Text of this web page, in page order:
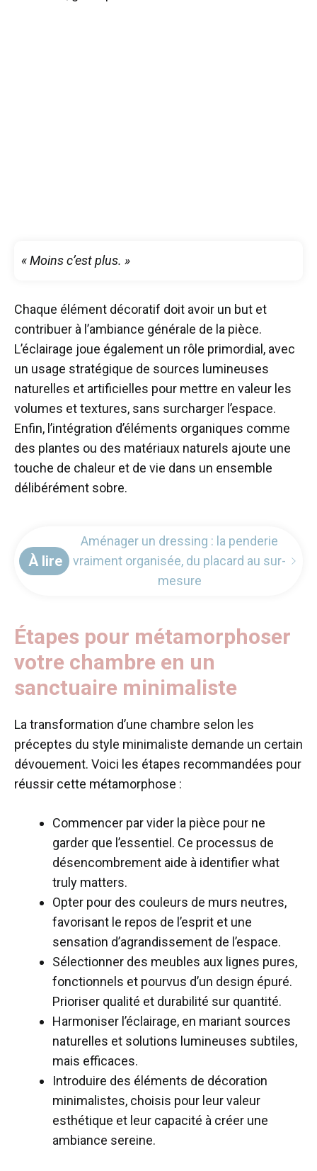
« Moins c’est plus. »
Chaque élément décoratif doit avoir un but et
contribuer à l’ambiance générale de la pièce.
L’éclairage joue également un rôle primordial, avec
un usage stratégique de sources lumineuses
naturelles et artificielles pour mettre en valeur les
volumes et textures, sans surcharger l’espace.
Enfin, l’intégration d’éléments organiques comme
des plantes ou des matériaux naturels ajoute une
touche de chaleur et de vie dans un ensemble
délibérément sobre.
À lire
Aménager un dressing : la penderie
vraiment organisée, du placard au sur-
mesure
Étapes pour métamorphoser
votre chambre en un
sanctuaire minimaliste
La transformation d’une chambre selon les
préceptes du style minimaliste demande un certain
dévouement. Voici les étapes recommandées pour
réussir cette métamorphose :
Commencer par vider la pièce pour ne
garder que l’essentiel. Ce processus de
désencombrement aide à identifier what
truly matters.
Opter pour des couleurs de murs neutres,
favorisant le repos de l’esprit et une
sensation d’agrandissement de l’espace.
Sélectionner des meubles aux lignes pures,
fonctionnels et pourvus d’un design épuré.
Prioriser qualité et durabilité sur quantité.
Harmoniser l’éclairage, en mariant sources
naturelles et solutions lumineuses subtiles,
mais efficaces.
Introduire des éléments de décoration
minimalistes, choisis pour leur valeur
esthétique et leur capacité à créer une
ambiance sereine.